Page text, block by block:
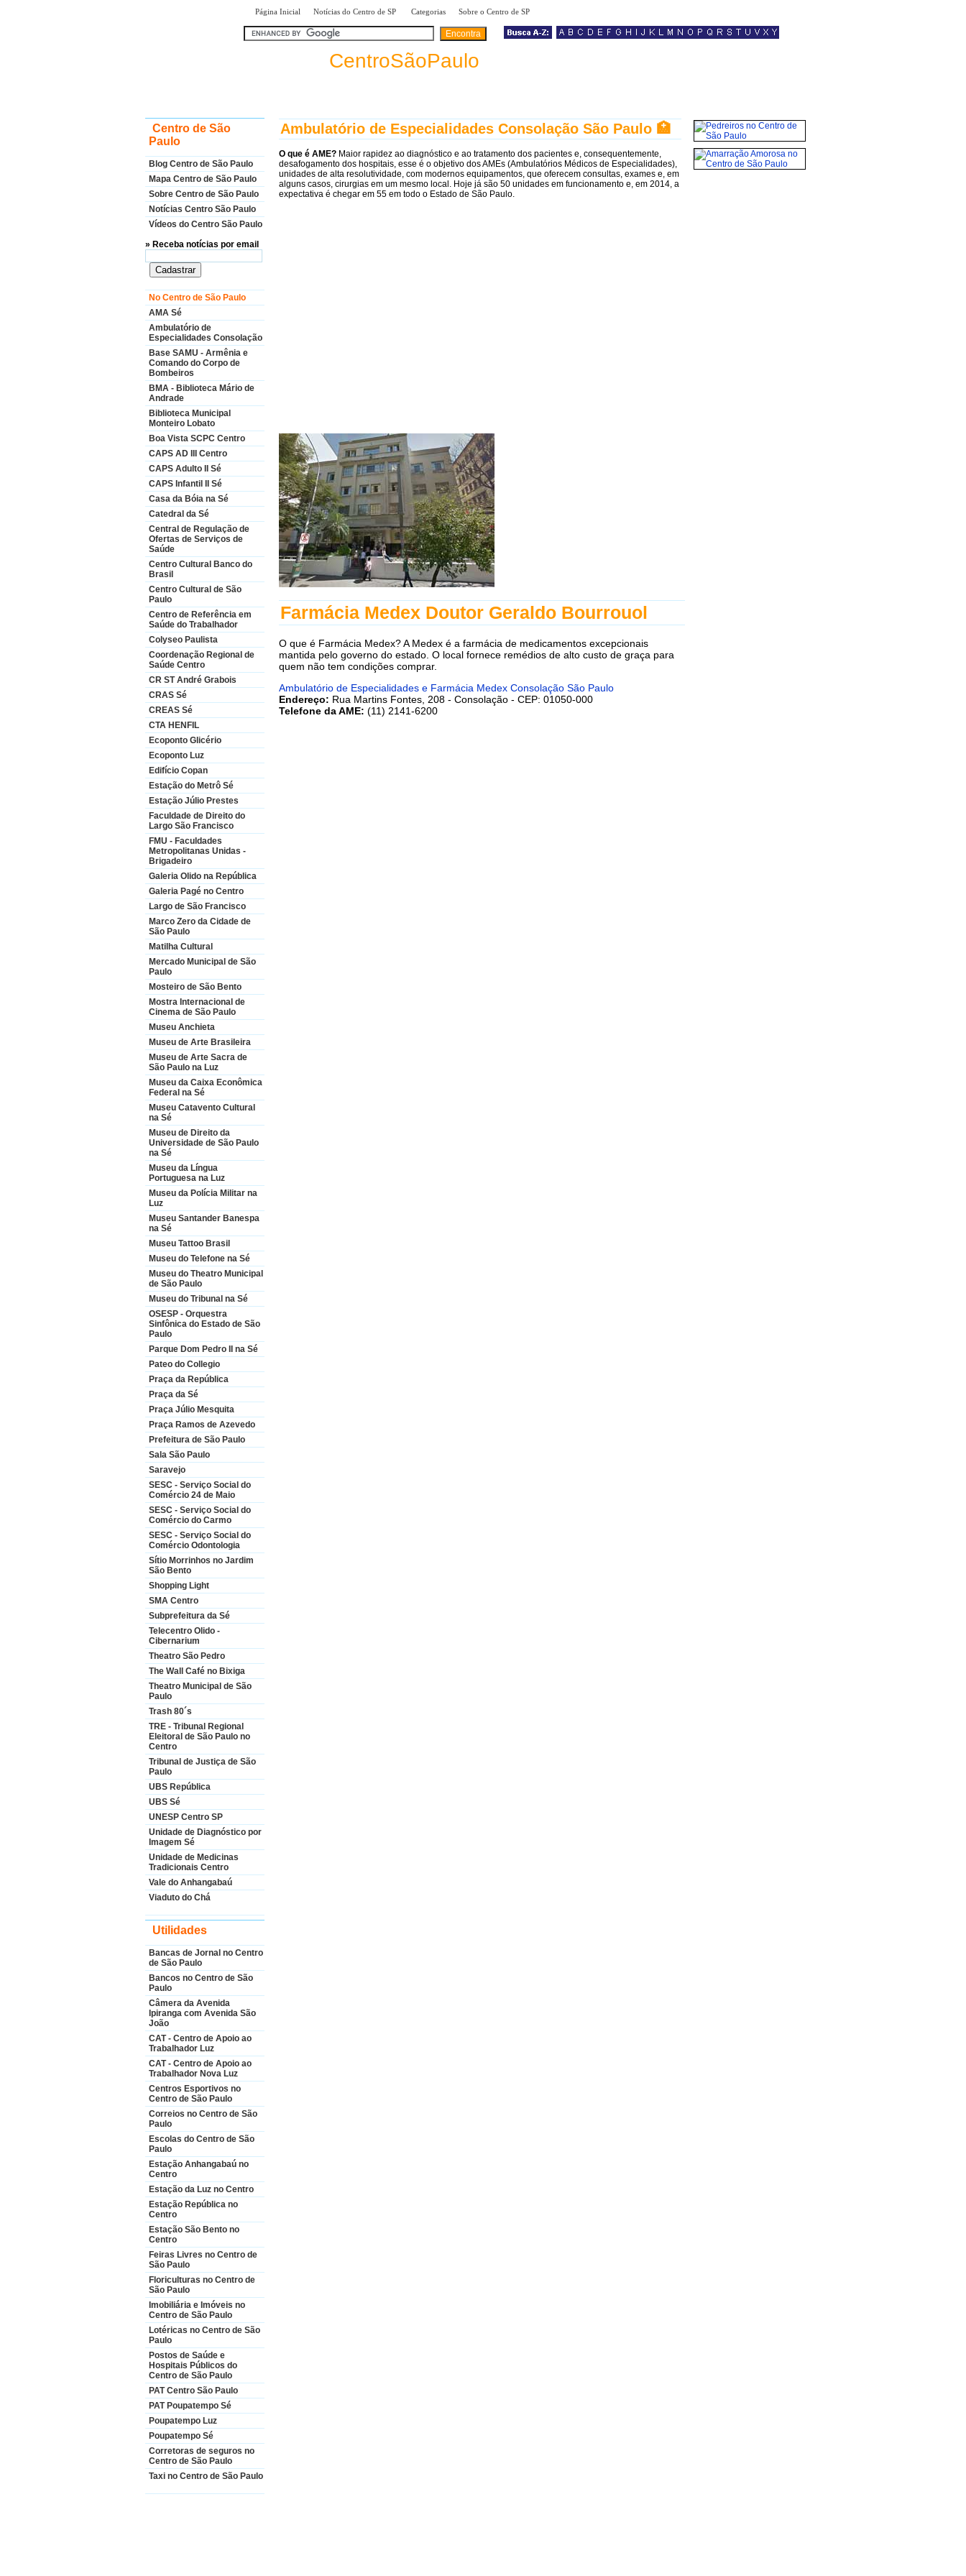
Página Inicial Notícias do Centro de SP Categorias Sobre o Centro de SP
CentroSãoPaulo
Centro de São
Paulo
Blog Centro de São Paulo
Mapa Centro de São Paulo
Sobre Centro de São Paulo
Notícias Centro São Paulo
Vídeos do Centro São Paulo
» Receba notícias por email
No Centro de São Paulo
AMA Sé
Ambulatório de
Especialidades Consolação
Base SAMU - Armênia e
Comando do Corpo de
Bombeiros
BMA - Biblioteca Mário de
Andrade
Biblioteca Municipal
Monteiro Lobato
Boa Vista SCPC Centro
CAPS AD III Centro
CAPS Adulto II Sé
CAPS Infantil II Sé
Casa da Bóia na Sé
Catedral da Sé
Central de Regulação de
Ofertas de Serviços de
Saúde
Centro Cultural Banco do
Brasil
Centro Cultural de São
Paulo
Centro de Referência em
Saúde do Trabalhador
Colyseo Paulista
Coordenação Regional de
Saúde Centro
CR ST André Grabois
CRAS Sé
CREAS Sé
CTA HENFIL
Ecoponto Glicério
Ecoponto Luz
Edifício Copan
Estação do Metrô Sé
Estação Júlio Prestes
Faculdade de Direito do
Largo São Francisco
FMU - Faculdades
Metropolitanas Unidas -
Brigadeiro
Galeria Olido na República
Galeria Pagé no Centro
Largo de São Francisco
Marco Zero da Cidade de
São Paulo
Matilha Cultural
Mercado Municipal de São
Paulo
Mosteiro de São Bento
Mostra Internacional de
Cinema de São Paulo
Museu Anchieta
Museu de Arte Brasileira
Museu de Arte Sacra de
São Paulo na Luz
Museu da Caixa Econômica
Federal na Sé
Museu Catavento Cultural
na Sé
Museu de Direito da
Universidade de São Paulo
na Sé
Museu da Língua
Portuguesa na Luz
Museu da Polícia Militar na
Luz
Museu Santander Banespa
na Sé
Museu Tattoo Brasil
Museu do Telefone na Sé
Museu do Theatro Municipal
de São Paulo
Museu do Tribunal na Sé
OSESP - Orquestra
Sinfônica do Estado de São
Paulo
Parque Dom Pedro II na Sé
Pateo do Collegio
Praça da República
Praça da Sé
Praça Júlio Mesquita
Praça Ramos de Azevedo
Prefeitura de São Paulo
Sala São Paulo
Saravejo
SESC - Serviço Social do
Comércio 24 de Maio
SESC - Serviço Social do
Comércio do Carmo
SESC - Serviço Social do
Comércio Odontologia
Sítio Morrinhos no Jardim
São Bento
Shopping Light
SMA Centro
Subprefeitura da Sé
Telecentro Olido -
Cibernarium
Theatro São Pedro
The Wall Café no Bixiga
Theatro Municipal de São
Paulo
Trash 80´s
TRE - Tribunal Regional
Eleitoral de São Paulo no
Centro
Tribunal de Justiça de São
Paulo
UBS República
UBS Sé
UNESP Centro SP
Unidade de Diagnóstico por
Imagem Sé
Unidade de Medicinas
Tradicionais Centro
Vale do Anhangabaú
Viaduto do Chá
Utilidades
Bancas de Jornal no Centro
de São Paulo
Bancos no Centro de São
Paulo
Câmera da Avenida
Ipiranga com Avenida São
João
CAT - Centro de Apoio ao
Trabalhador Luz
CAT - Centro de Apoio ao
Trabalhador Nova Luz
Centros Esportivos no
Centro de São Paulo
Correios no Centro de São
Paulo
Escolas do Centro de São
Paulo
Estação Anhangabaú no
Centro
Estação da Luz no Centro
Estação República no
Centro
Estação São Bento no
Centro
Feiras Livres no Centro de
São Paulo
Floriculturas no Centro de
São Paulo
Imobiliária e Imóveis no
Centro de São Paulo
Lotéricas no Centro de São
Paulo
Postos de Saúde e
Hospitais Públicos do
Centro de São Paulo
PAT Centro São Paulo
PAT Poupatempo Sé
Poupatempo Luz
Poupatempo Sé
Corretoras de seguros no
Centro de São Paulo
Taxi no Centro de São Paulo
Ambulatório de Especialidades Consolação São Paulo 🏥
O que é AME? Maior rapidez ao diagnóstico e ao tratamento dos pacientes e, consequentemente,
desafogamento dos hospitais, esse é o objetivo dos AMEs (Ambulatórios Médicos de Especialidades),
unidades de alta resolutividade, com modernos equipamentos, que oferecem consultas, exames e, em
alguns casos, cirurgias em um mesmo local. Hoje já são 50 unidades em funcionamento e, em 2014, a
expectativa é chegar em 55 em todo o Estado de São Paulo.
Farmácia Medex Doutor Geraldo Bourrouol
O que é Farmácia Medex? A Medex é a farmácia de medicamentos excepcionais
mantida pelo governo do estado. O local fornece remédios de alto custo de graça para
quem não tem condições comprar.
Ambulatório de Especialidades e Farmácia Medex Consolação São Paulo
Endereço: Rua Martins Fontes, 208 - Consolação - CEP: 01050-000
Telefone da AME: (11) 2141-6200